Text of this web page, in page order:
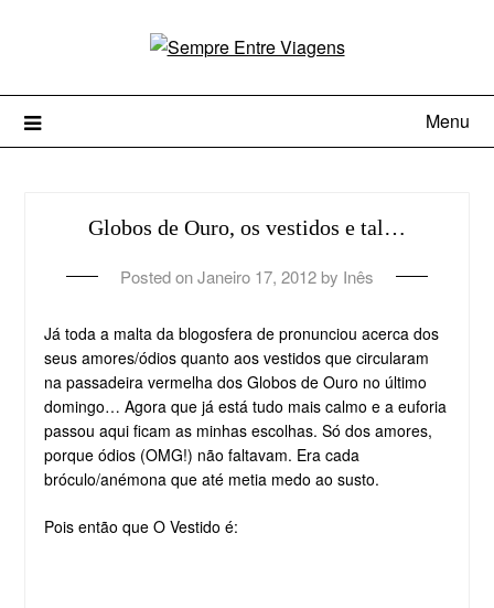
Menu
Globos de Ouro, os vestidos e tal…
Posted onJaneiro 17, 2012 by Inês
Já toda a malta da blogosfera de pronunciou acerca dos
seus amores/ódios quanto aos vestidos que circularam
na passadeira vermelha dos Globos de Ouro no último
domingo… Agora que já está tudo mais calmo e a euforia
passou aqui ficam as minhas escolhas. Só dos amores,
porque ódios (OMG!) não faltavam. Era cada
bróculo/anémona que até metia medo ao susto.
Pois então que O Vestido é: